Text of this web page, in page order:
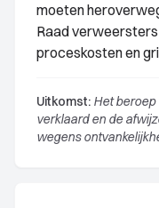
moeten
Raad
proceskosten en
Uitkomst: Het
verklaard en de
wegens